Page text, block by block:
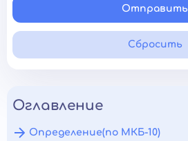
Отправить
Сбросить
Оглавление
Определение(по МКБ-10)